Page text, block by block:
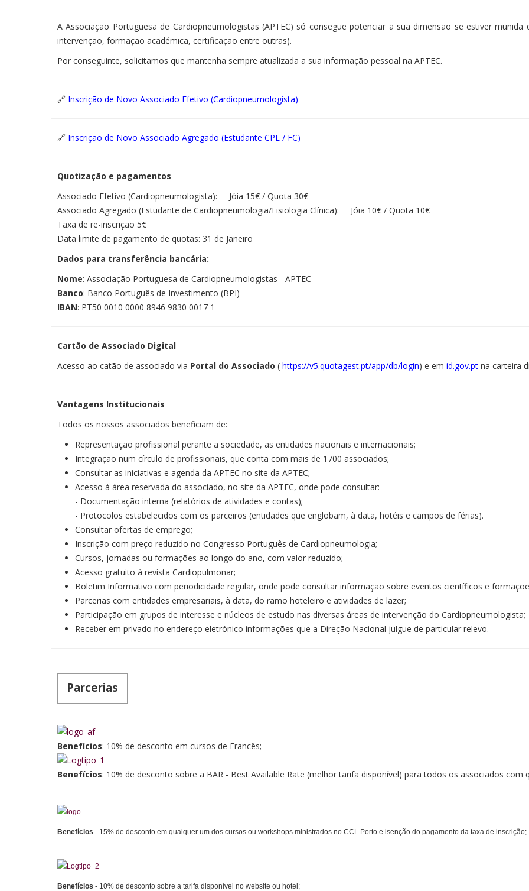
A Associação Portuguesa de Cardiopneumologistas (APTEC) só consegue potenciar a sua dimensão se estiver
intervenção, formação académica, certificação entre outras).
Por conseguinte, solicitamos que mantenha sempre atualizada a sua informação pessoal na APTEC.
🔗 Inscrição de Novo Associado Efetivo (Cardiopneumologista)
🔗 Inscrição de Novo Associado Agregado (Estudante CPL / FC)
Quotização e pagamentos
Associado Efetivo (Cardiopneumologista): Jóia 15€ / Quota 30€
Associado Agregado (Estudante de Cardiopneumologia/Fisiologia Clínica): Jóia 10€ / Quota 10€
Taxa de re-inscrição 5€
Data limite de pagamento de quotas: 31 de Janeiro
Dados para transferência bancária:
Nome: Associação Portuguesa de Cardiopneumologistas - APTEC
Banco: Banco Português de Investimento (BPI)
IBAN: PT50 0010 0000 8946 9830 0017 1
Cartão de Associado Digital
Acesso ao catão de associado via Portal do Associado ( https://v5.quotagest.pt/app/db/login) e em id.gov.pt na carteira
Vantagens Institucionais
Todos os nossos associados beneficiam de:
Representação profissional perante a sociedade, as entidades nacionais e internacionais;
Integração num círculo de profissionais, que conta com mais de 1700 associados;
Consultar as iniciativas e agenda da APTEC no site da APTEC;
Acesso à área reservada do associado, no site da APTEC, onde pode consultar:
- Documentação interna (relatórios de atividades e contas);
- Protocolos estabelecidos com os parceiros (entidades que englobam, à data, hotéis e campos de férias).
Consultar ofertas de emprego;
Inscrição com preço reduzido no Congresso Português de Cardiopneumologia;
Cursos, jornadas ou formações ao longo do ano, com valor reduzido;
Acesso gratuito à revista Cardiopulmonar;
Boletim Informativo com periodicidade regular, onde pode consultar informação sobre eventos científicos e
Parcerias com entidades empresariais, à data, do ramo hoteleiro e atividades de lazer;
Participação em grupos de interesse e núcleos de estudo nas diversas áreas de intervenção do Cardiopneumologista;
Receber em privado no endereço eletrónico informações que a Direção Nacional julgue de particular relevo.
Parcerias
Benefícios: 10% de desconto em cursos de Francês;
Benefícios: 10% de desconto sobre a BAR - Best Available Rate (melhor tarifa disponível) para todos os associados com
Benefícios - 15% de desconto em qualquer um dos cursos ou workshops ministrados no CCL Porto e isenção do pagamento da taxa de inscrição;
Benefícios - 10% de desconto sobre a tarifa disponível no website ou hotel;